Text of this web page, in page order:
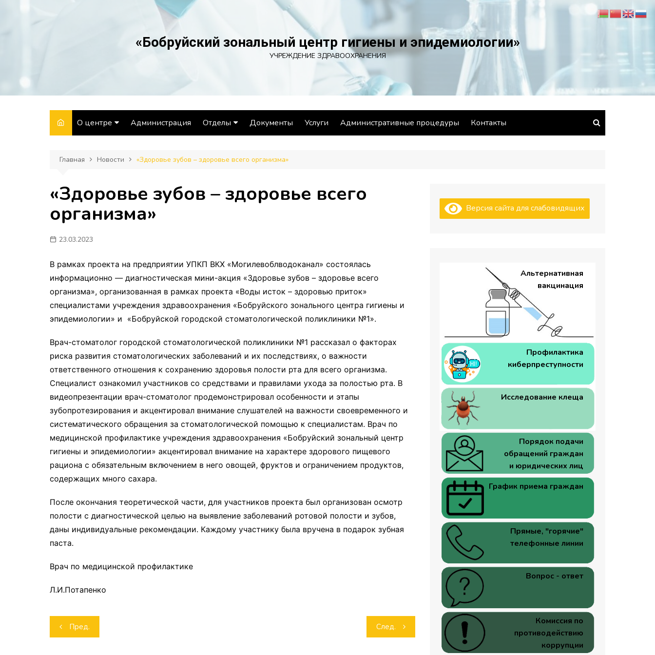
«Бобруйский зональный центр гигиены и эпидемиологии»
УЧРЕЖДЕНИЕ ЗДРАВООХРАНЕНИЯ
О центре
Направления
История
Администрация Отделы
Отдел гигиены
Отдел общественного
Документы Услуги Административные процедуры Контакты
Главная Новости «Здоровье зубов – здоровье всего организма»
«Здоровье зубов – здоровье всего
организма»
23.03.2023
В рамках проекта на предприятии УПКП ВКХ «Могилевоблводоканал» состоялась
информационно — диагностическая мини-акция «Здоровье зубов – здоровье всего
организма», организованная в рамках проекта «Воды исток – здоровью приток»
специалистами учреждения здравоохранения «Бобруйского зонального центра гигиены и
эпидемиологии» и «Бобруйской городской стоматологической поликлиники №1».
Врач-стоматолог городской стоматологической поликлиники №1 рассказал о факторах
риска развития стоматологических заболеваний и их последствиях, о важности
ответственного отношения к сохранению здоровья полости рта для всего организма.
Специалист ознакомил участников со средствами и правилами ухода за полостью рта. В
видеопрезентации врач-стоматолог продемонстрировал особенности и этапы
зубопротезирования и акцентировал внимание слушателей на важности своевременного и
систематического обращения за стоматологической помощью к специалистам. Врач по
медицинской профилактике учреждения здравоохранения «Бобруйский зональный центр
гигиены и эпидемиологии» акцентировал внимание на характере здорового пищевого
рациона с обязательным включением в него овощей, фруктов и ограничением продуктов,
содержащих много сахара.
После окончания теоретической части, для участников проекта был организован осмотр
полости с диагностической целью на выявление заболеваний ротовой полости и зубов,
даны индивидуальные рекомендации. Каждому участнику была вручена в подарок зубная
паста.
Врач по медицинской профилактике
Л.И.Потапенко
Навигация
по
Пред. След.
Версия сайта для слабовидящих
Альтернативная
вакцинация
Профилактика
киберпреступности
Исследование клеща
Порядок подачи
обращений граждан
и юридических лиц
График приема граждан
Прямые, "горячие"
телефонные линии
Вопрос - ответ
Комиссия по
противодействию
коррупции